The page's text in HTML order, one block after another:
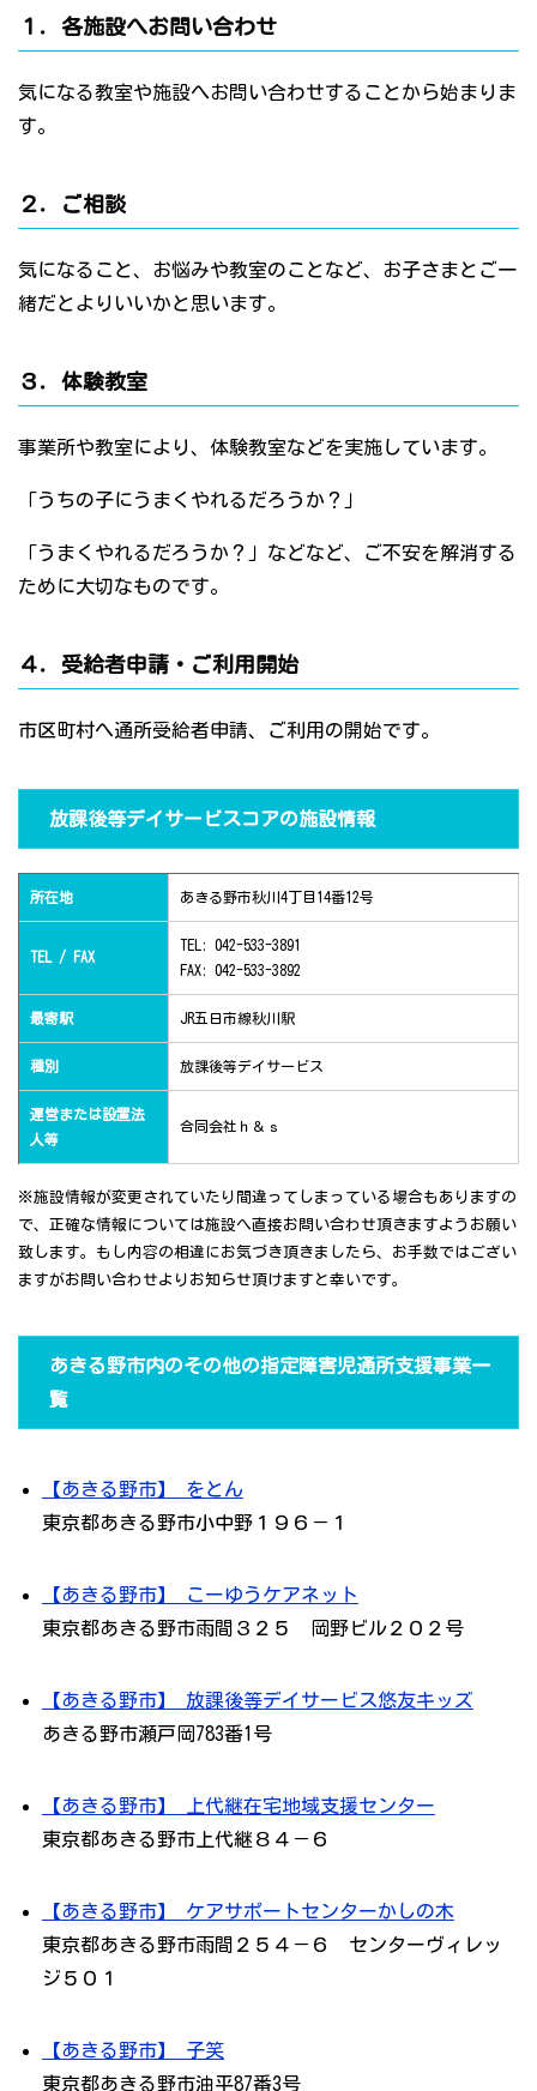
１．各施設へお問い合わせ
気になる教室や施設へお問い合わせすることから始まりま
す。
２．ご相談
気になること、お悩みや教室のことなど、お子さまとご一
緒だとよりいいかと思います。
３．体験教室
事業所や教室により、体験教室などを実施しています。
「うちの子にうまくやれるだろうか？」
「うまくやれるだろうか？」などなど、ご不安を解消する
ために大切なものです。
４．受給者申請・ご利用開始
市区町村へ通所受給者申請、ご利用の開始です。
放課後等デイサービスコアの施設情報
所在地 あきる野市秋川4丁目14番12号
TEL / FAX
TEL: 042-533-3891
FAX: 042-533-3892
最寄駅 JR五日市線秋川駅
種別 放課後等デイサービス
運営または設置法
人等
合同会社ｈ＆ｓ
※施設情報が変更されていたり間違ってしまっている場合もありますの
で、正確な情報については施設へ直接お問い合わせ頂きますようお願い
致します。もし内容の相違にお気づき頂きましたら、お手数ではござい
ますがお問い合わせよりお知らせ頂けますと幸いです。
あきる野市内のその他の指定障害児通所支援事業一
覧
【あきる野市】 をとん
東京都あきる野市小中野１９６－１
【あきる野市】 こーゆうケアネット
東京都あきる野市雨間３２５ 岡野ビル２０２号
【あきる野市】 放課後等デイサービス悠友キッズ
あきる野市瀬戸岡783番1号
【あきる野市】 上代継在宅地域支援センター
東京都あきる野市上代継８４－６
【あきる野市】 ケアサポートセンターかしの木
東京都あきる野市雨間２５４－６ センターヴィレッ
ジ５０１
【あきる野市】 子笑
東京都あきる野市油平87番3号